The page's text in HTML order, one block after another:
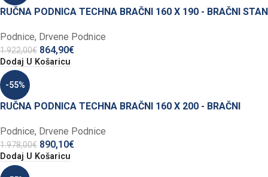
RUČNA PODNICA TECHNA BRAČNI 160 X 190 - BRAČNI
Podnice, Drvene Podnice
1.922,00€ 864,90€
Dodaj U Košaricu
-55%
RUČNA PODNICA TECHNA BRAČNI 160 X 200 - BRAČNI
Podnice, Drvene Podnice
1.978,00€ 890,10€
Dodaj U Košaricu